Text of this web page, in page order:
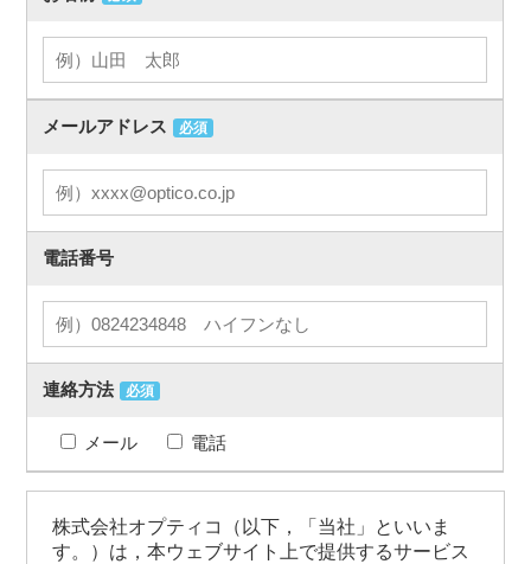
メールアドレス 必須
電話番号
連絡方法 必須
メール 電話
株式会社オプティコ（以下，「当社」といいま
す。）は，本ウェブサイト上で提供するサービス